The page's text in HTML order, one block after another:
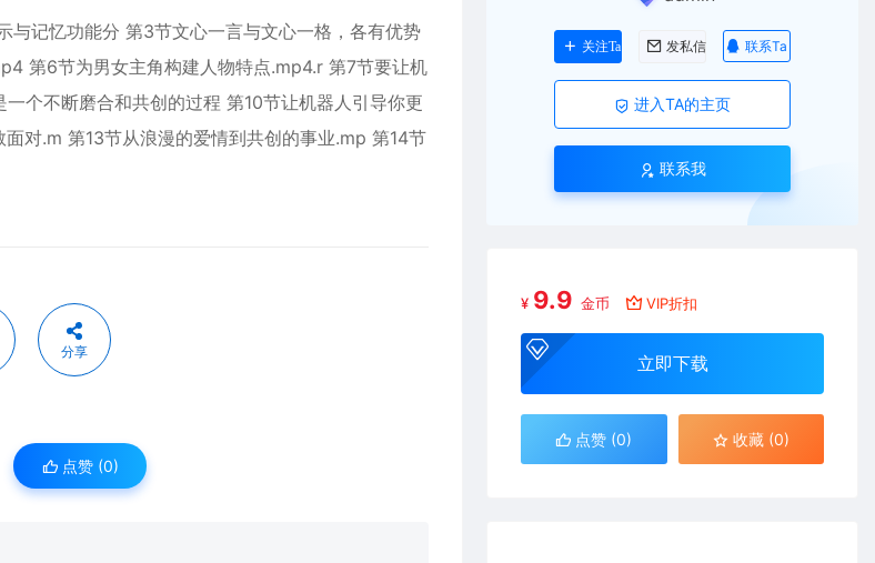
与记忆功能分 第3节文心一言与文心一格，各有优势
第6节为男女主角构建人物特点.mp4.r 第7节要让机
个不断磨合和共创的过程 第10节让机器人引导你更
对.m 第13节从浪漫的爱情到共创的事业.mp 第14节
分享
点赞 (0)
关注Ta 发私信 联系Ta
进入TA的主页
联系我
¥ 9.9 金币 VIP折扣
立即下载
点赞 (0) 收藏 (0)